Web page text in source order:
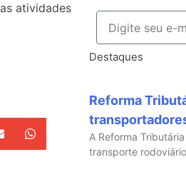
atividades
Destaques
Reforma
A Reforma
transporte